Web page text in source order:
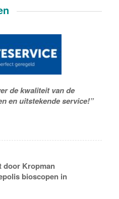
de kwaliteit van de
en uitstekende service!”
door Kropman
bioscopen in